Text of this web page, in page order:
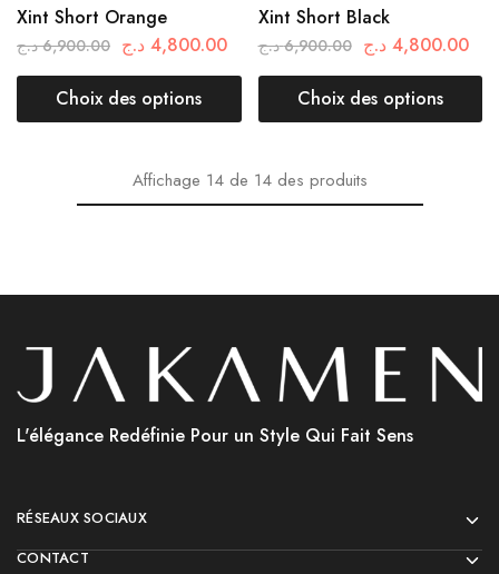
Xint Short Orange
6,900.00 د.ج 4,800.00 د.ج
Choix des options
Xint Short Black
6,900.00 د.ج 4,800.00 د.ج
Choix des options
Affichage 14 de 14 des produits
L'élégance Redéfinie Pour un Style Qui Fait Sens
RÉSEAUX SOCIAUX
CONTACT